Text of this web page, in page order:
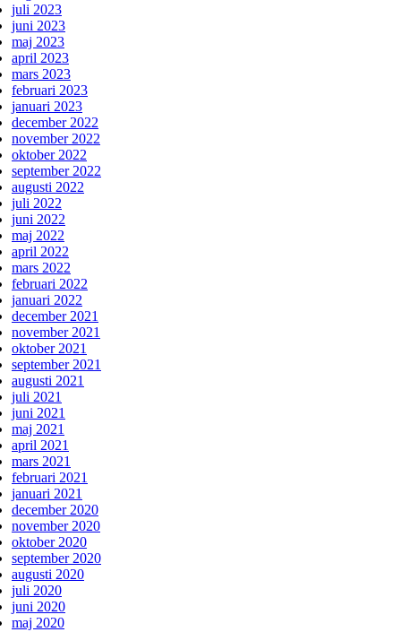
juli 2023
juni 2023
maj 2023
april 2023
mars 2023
februari 2023
januari 2023
december 2022
november 2022
oktober 2022
september 2022
augusti 2022
juli 2022
juni 2022
maj 2022
april 2022
mars 2022
februari 2022
januari 2022
december 2021
november 2021
oktober 2021
september 2021
augusti 2021
juli 2021
juni 2021
maj 2021
april 2021
mars 2021
februari 2021
januari 2021
december 2020
november 2020
oktober 2020
september 2020
augusti 2020
juli 2020
juni 2020
maj 2020